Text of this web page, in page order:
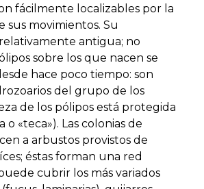
fácilmente localizables por la
sus movimientos. Su
antigua; no
sobre los que nacen se
hace poco tiempo: son
del grupo de los
de los pólipos está protegida
«teca»). Las colonias de
a arbustos provistos de
éstas forman una red
cubrir los más variados